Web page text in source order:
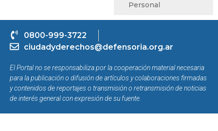
Personal
0800-999-3722
ciudadyderechos@defensoria.org.ar
El Portal no se responsabiliza por la cooperación material necesaria
para la publicación o difusión de artículos y colaboraciones firmadas
y contenidos de reportajes o transmisión o retransmisión de noticias
de interés general con expresión de su fuente.